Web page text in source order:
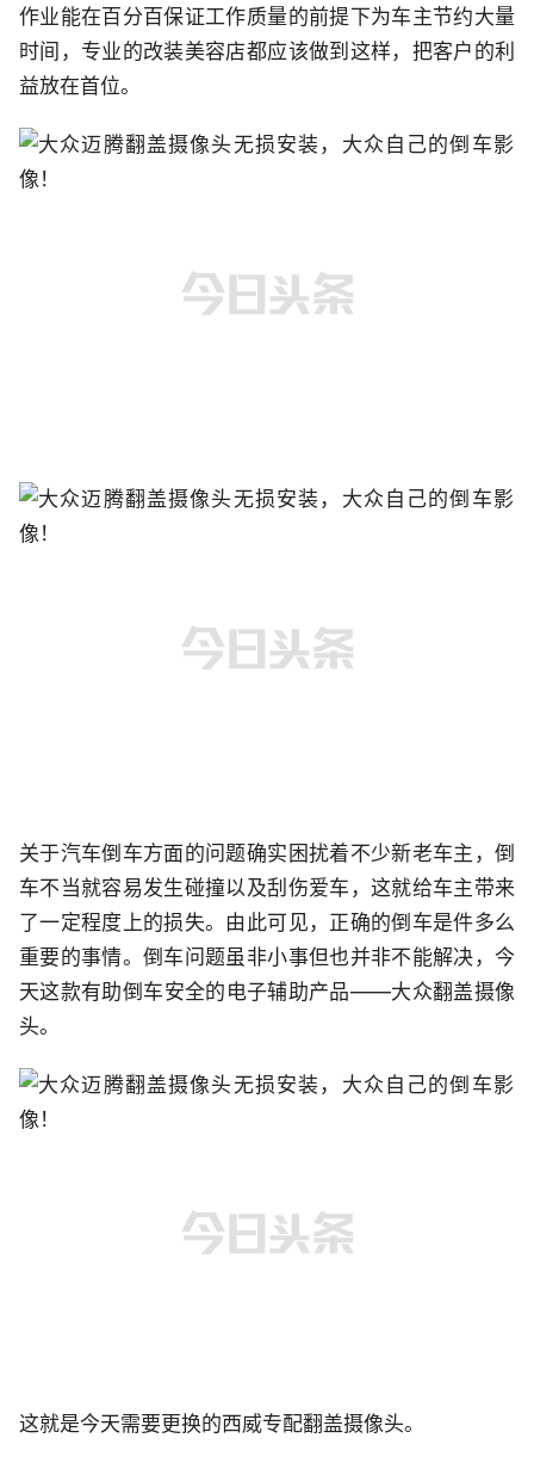
作业能在百分百保证工作质量的前提下为车主节约大量
时间，专业的改装美容店都应该做到这样，把客户的利
益放在首位。
关于汽车倒车方面的问题确实困扰着不少新老车主，倒
车不当就容易发生碰撞以及刮伤爱车，这就给车主带来
了一定程度上的损失。由此可见，正确的倒车是件多么
重要的事情。倒车问题虽非小事但也并非不能解决，今
天这款有助倒车安全的电子辅助产品——大众翻盖摄像
头。
这就是今天需要更换的西威专配翻盖摄像头。